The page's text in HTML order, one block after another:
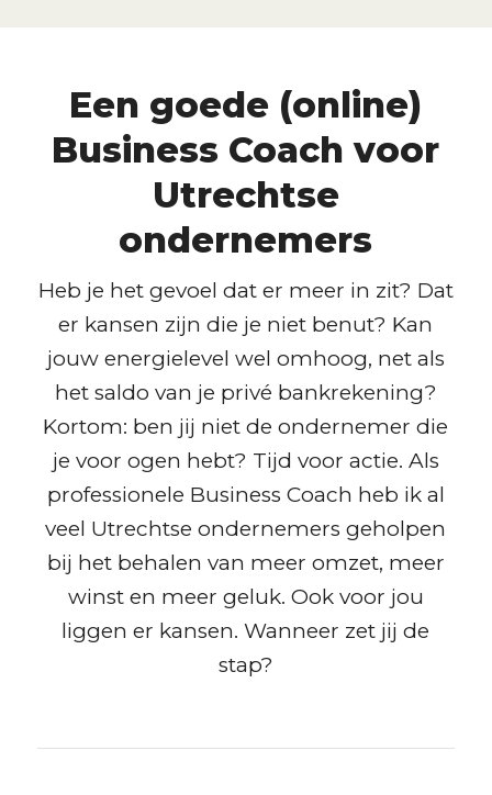
Een goede (online)
Business Coach voor
Utrechtse
ondernemers
Heb je het gevoel dat er meer in zit? Dat
er kansen zijn die je niet benut? Kan
jouw energielevel wel omhoog, net als
het saldo van je privé bankrekening?
Kortom: ben jij niet de ondernemer die
je voor ogen hebt? Tijd voor actie. Als
professionele Business Coach heb ik al
veel Utrechtse ondernemers geholpen
bij het behalen van meer omzet, meer
winst en meer geluk. Ook voor jou
liggen er kansen. Wanneer zet jij de
stap?